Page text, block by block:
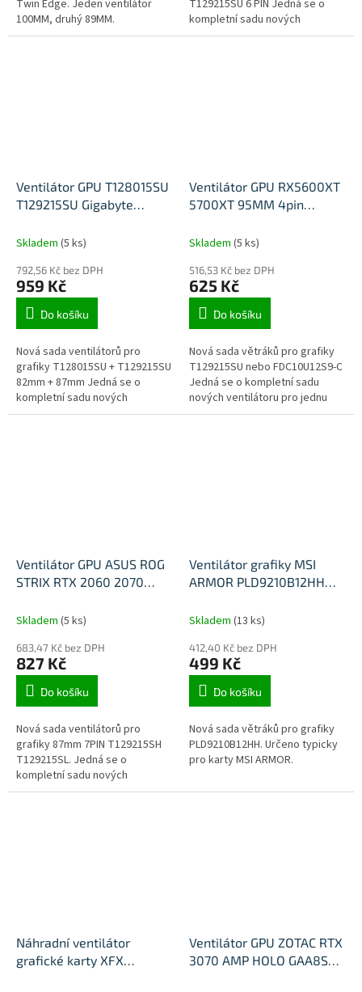
Twin Edge. Jeden ventilátor
100MM, druhý 89MM.
T129215SU 6 PIN Jedná se o
kompletní sadu nových
ventilátoru pro jednu kartu.
Ventilátor GPU T128015SU
T129215SU Gigabyte
3080Ti 3090 EAGLE
Skladem (5 ks)
792,56 Kč bez DPH
959 Kč
Do košíku
Nová sada ventilátorů pro
grafiky T128015SU + T129215SU
82mm + 87mm Jedná se o
kompletní sadu nových
ventilátoru pro jednu kartu.
Ventilátor GPU RX5600XT
5700XT 95MM 4pin
Skladem (5 ks)
516,53 Kč bez DPH
625 Kč
Do košíku
Nová sada větráků pro grafiky
T129215SU nebo FDC10U12S9-C
Jedná se o kompletní sadu
nových ventilátoru pro jednu
kartu.
Ventilátor GPU ASUS ROG
STRIX RTX 2060 2070
T129215SH T129215SL
Skladem (5 ks)
683,47 Kč bez DPH
827 Kč
Do košíku
Nová sada ventilátorů pro
grafiky 87mm 7PIN T129215SH
T129215SL. Jedná se o
kompletní sadu nových
ventilátoru pro jednu kartu.
Ventilátor grafiky MSI
ARMOR PLD9210B12HH
Skladem (13 ks)
412,40 Kč bez DPH
499 Kč
Do košíku
Nová sada větráků pro grafiky
PLD9210B12HH. Určeno typicky
pro karty MSI ARMOR.
Náhradní ventilátor
grafické karty XFX
Ventilátor GPU ZOTAC RTX
3070 AMP HOLO GAA8S2U